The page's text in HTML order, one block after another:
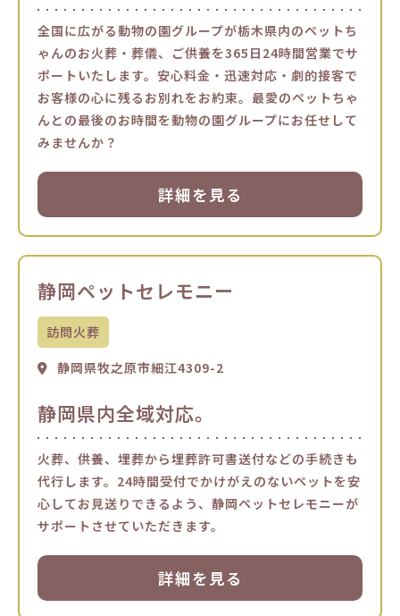
全国に広がる動物の園グループが栃木県内のペットち
ゃんのお火葬・葬儀、ご供養を365日24時間営業でサ
ポートいたします。安心料金・迅速対応・劇的接客で
お客様の心に残るお別れをお約束。最愛のペットちゃ
んとの最後のお時間を動物の園グループにお任せして
みませんか？
詳細を見る
静岡ペットセレモニー
訪問火葬
静岡県牧之原市細江4309-2
静岡県内全域対応。
火葬、供養、埋葬から埋葬許可書送付などの手続きも
代行します。24時間受付でかけがえのないペットを安
心してお見送りできるよう、静岡ペットセレモニーが
サポートさせていただきます。
詳細を見る